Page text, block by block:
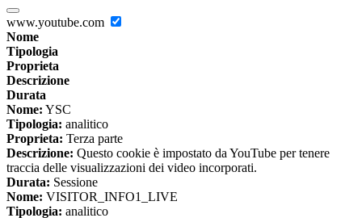
www.youtube.com
Nome
Tipologia
Proprieta
Descrizione
Durata
Nome: YSC
Tipologia: analitico
Proprieta: Terza parte
Descrizione: Questo cookie è impostato da YouTube per tenere
traccia delle visualizzazioni dei video incorporati.
Durata: Sessione
Nome: VISITOR_INFO1_LIVE
Tipologia: analitico